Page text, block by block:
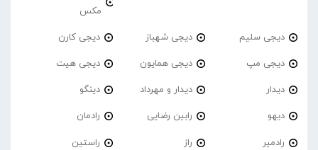
مکس
دیجی سلیم دیجی شهباز دیجی کارن
دیجی مپ دیجی همایون دیجی هیت
دیدار دیدار و مهرداد دینگو
دیهو رابین رضایی رادمان
رادمیر راز راستین